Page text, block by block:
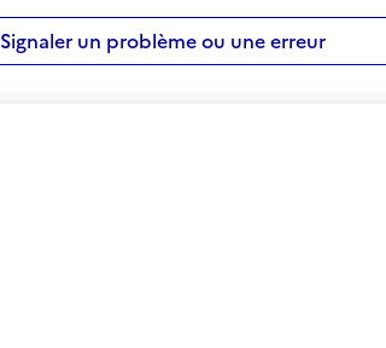
Signaler un problème ou une erreur